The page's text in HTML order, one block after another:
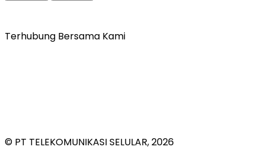
Terhubung Bersama Kami
© PT TELEKOMUNIKASI SELULAR, 2026